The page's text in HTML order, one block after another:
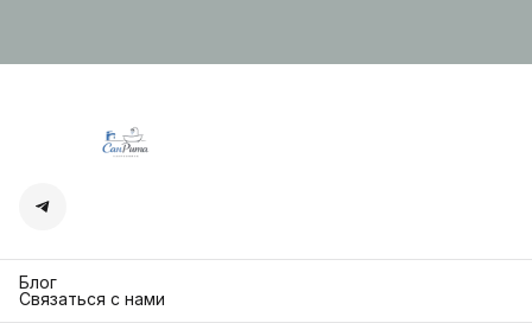
Блог
Связаться с нами